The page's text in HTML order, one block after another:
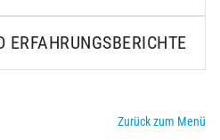
ERFAHRUNGSBERICHTE
Zurück zum Menü